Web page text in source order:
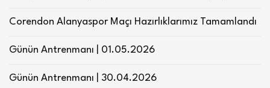
Corendon Alanyaspor Maçı Hazırlıklarımız Tamamlandı
Günün Antrenmanı | 01.05.2026
Günün Antrenmanı | 30.04.2026